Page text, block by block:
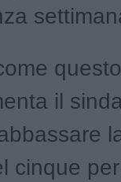
il
cinque